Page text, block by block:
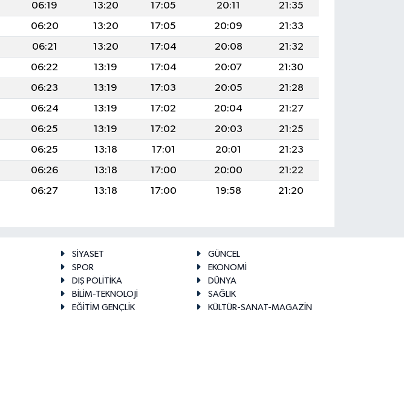
06:19 13:20 17:05 20:11
21:35
06:20 13:20 17:05 20:09
21:33
06:21 13:20 17:04 20:08
21:32
06:22 13:19 17:04 20:07
21:30
06:23 13:19 17:03 20:05
21:28
06:24 13:19 17:02 20:04
21:27
06:25 13:19 17:02 20:03
21:25
06:25 13:18 17:01 20:01
21:23
06:26 13:18 17:00 20:00
21:22
06:27 13:18 17:00 19:58 21:20
SİYASET
GÜNCEL
SPOR
EKONOMİ
DIŞ POLİTİKA
DÜNYA
BİLİM-TEKNOLOJİ
SAĞLIK
EĞİTİM GENÇLİK
KÜLTÜR-SANAT-MAGAZİN